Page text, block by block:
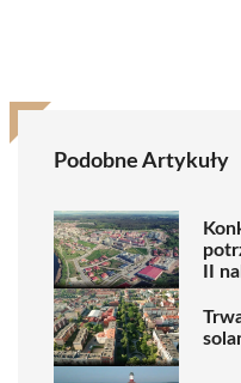
Podobne Artykuły
II